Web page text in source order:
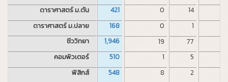
ดาราศาสตร์ ม.ต้น
ดาราศาสตร์ ม.ปลาย
ชีววิทยา
คอมพิวเตอร์
ฟิสิกส์
421
168
1,946
510
548
0
0
19
1
8
14
1
77
5
2